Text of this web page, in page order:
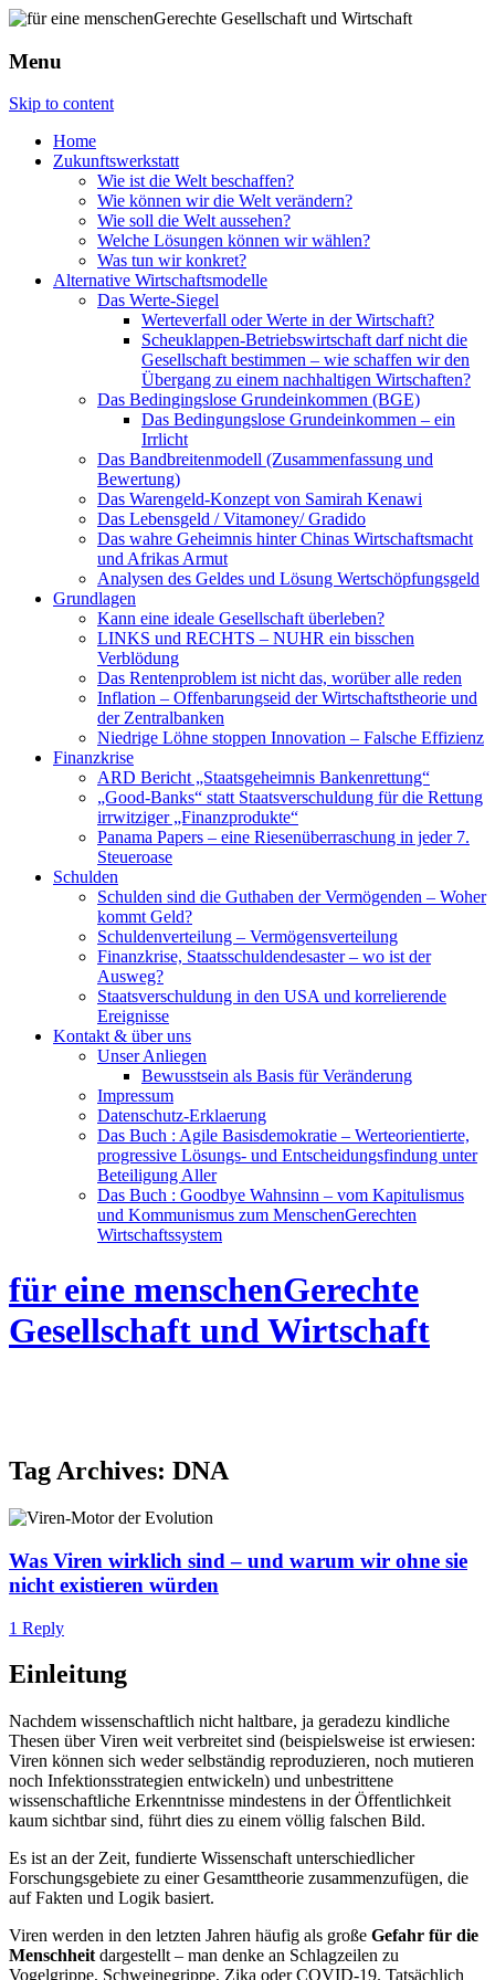
Menu
Skip to content
Home
Zukunftswerkstatt
Wie ist die Welt beschaffen?
Wie können wir die Welt verändern?
Wie soll die Welt aussehen?
Welche Lösungen können wir wählen?
Was tun wir konkret?
Alternative Wirtschaftsmodelle
Das Werte-Siegel
Werteverfall oder Werte in der Wirtschaft?
Scheuklappen-Betriebswirtschaft darf nicht die
Gesellschaft bestimmen – wie schaffen wir den
Übergang zu einem nachhaltigen Wirtschaften?
Das Bedingingslose Grundeinkommen (BGE)
Das Bedingungslose Grundeinkommen – ein
Irrlicht
Das Bandbreitenmodell (Zusammenfassung und
Bewertung)
Das Warengeld-Konzept von Samirah Kenawi
Das Lebensgeld / Vitamoney/ Gradido
Das wahre Geheimnis hinter Chinas Wirtschaftsmacht
und Afrikas Armut
Analysen des Geldes und Lösung Wertschöpfungsgeld
Grundlagen
Kann eine ideale Gesellschaft überleben?
LINKS und RECHTS – NUHR ein bisschen
Verblödung
Das Rentenproblem ist nicht das, worüber alle reden
Inflation – Offenbarungseid der Wirtschaftstheorie und
der Zentralbanken
Niedrige Löhne stoppen Innovation – Falsche Effizienz
Finanzkrise
ARD Bericht „Staatsgeheimnis Bankenrettung“
„Good-Banks“ statt Staatsverschuldung für die Rettung
irrwitziger „Finanzprodukte“
Panama Papers – eine Riesenüberraschung in jeder 7.
Steueroase
Schulden
Schulden sind die Guthaben der Vermögenden – Woher
kommt Geld?
Schuldenverteilung – Vermögensverteilung
Finanzkrise, Staatsschuldendesaster – wo ist der
Ausweg?
Staatsverschuldung in den USA und korrelierende
Ereignisse
Kontakt & über uns
Unser Anliegen
Bewusstsein als Basis für Veränderung
Impressum
Datenschutz-Erklaerung
Das Buch : Agile Basisdemokratie – Werteorientierte,
progressive Lösungs- und Entscheidungsfindung unter
Beteiligung Aller
Das Buch : Goodbye Wahnsinn – vom Kapitulismus
und Kommunismus zum MenschenGerechten
Wirtschaftssystem
für eine menschenGerechte
Gesellschaft und Wirtschaft
Tag Archives: DNA
Was Viren wirklich sind – und warum wir ohne sie
nicht existieren würden
1 Reply
Einleitung
Nachdem wissenschaftlich nicht haltbare, ja geradezu kindliche
Thesen über Viren weit verbreitet sind (beispielsweise ist erwiesen:
Viren können sich weder selbständig reproduzieren, noch mutieren
noch Infektionsstrategien entwickeln) und unbestrittene
wissenschaftliche Erkenntnisse mindestens in der Öffentlichkeit
kaum sichtbar sind, führt dies zu einem völlig falschen Bild.
Es ist an der Zeit, fundierte Wissenschaft unterschiedlicher
Forschungsgebiete zu einer Gesamttheorie zusammenzufügen, die
auf Fakten und Logik basiert.
Viren werden in den letzten Jahren häufig als große Gefahr für die
Menschheit dargestellt – man denke an Schlagzeilen zu
Vogelgrippe, Schweinegrippe, Zika oder COVID-19. Tatsächlich